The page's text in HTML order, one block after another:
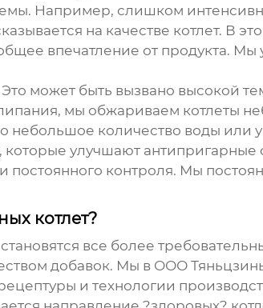
Например, слишком
на качестве котлет. В
впечатление от продукта.
может быть вызвано высокой
мы обжариваем котлеты
количество воды или
улучшают
постоянного контроля. Мы
котлет?
все более
добавок. Мы в ООО
и технологии